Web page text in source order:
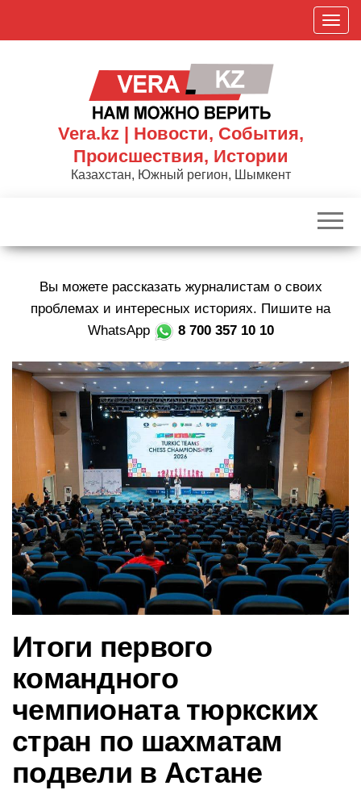
П
о
к
р
в
и
Vera.kz | Новости, События,
Происшествия, Истории
Казахстан, Южный регион, Шымкент
Вы можете рассказать журналистам о своих
проблемах и интересных историях. Пишите на
WhatsApp
8 700 357 10 10
Итоги первого
командного
чемпионата тюркских
стран по шахматам
подвели в Астане